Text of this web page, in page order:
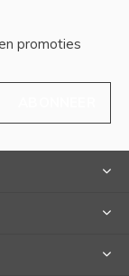
promoties